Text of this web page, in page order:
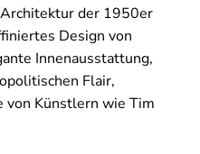
der 1950er
Design von
Innenausstattung,
Flair,
von Künstlern wie Tim